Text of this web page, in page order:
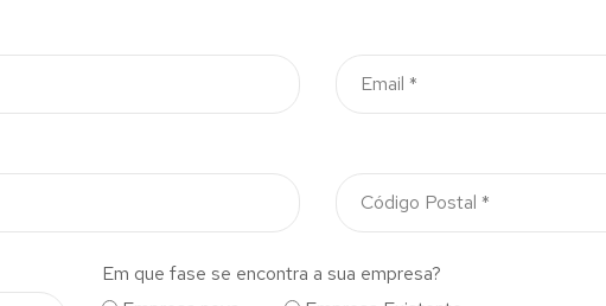
Em que fase se encontra a sua empresa?